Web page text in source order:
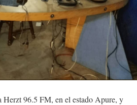
Herzt 96.5 FM, en el estado Apure, y